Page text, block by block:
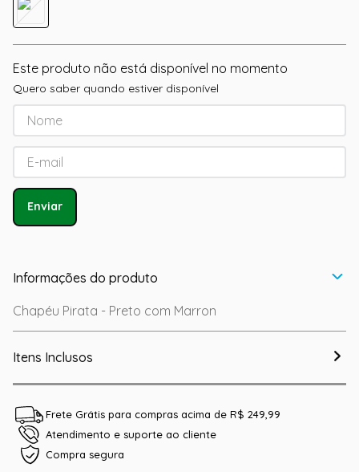
Este produto não está disponível no momento
Quero saber quando estiver disponível
Enviar
Informações do produto
Chapéu Pirata - Preto com Marron
Itens Inclusos
Frete Grátis para compras acima de R$ 249,99
Atendimento e suporte ao cliente
Compra segura